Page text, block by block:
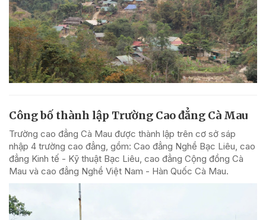
Công bố thành lập Trường Cao đẳng Cà Mau
Trường cao đẳng Cà Mau được thành lập trên cơ sở sáp
nhập 4 trường cao đẳng, gồm: Cao đẳng Nghề Bạc Liêu, cao
đẳng Kinh tế - Kỹ thuật Bạc Liêu, cao đẳng Cộng đồng Cà
Mau và cao đẳng Nghề Việt Nam - Hàn Quốc Cà Mau.